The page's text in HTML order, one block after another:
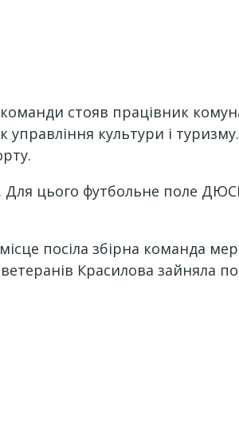
стояв працівник
управління культури і
Для цього футбольне поле
посіла збірна команда
Красилова зайняла